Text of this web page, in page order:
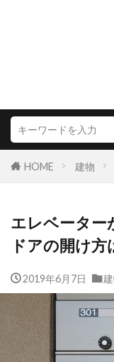
HOME 建物
エレベーター
ドアの開け方
2019年6月7日